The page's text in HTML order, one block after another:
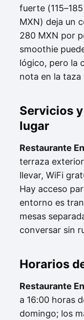
fuerte
MXN) deja un
280 MXN por
smoothie
lógico, pero la
nota en la taza
Servicios
lugar
Restaurante
terraza
llevar, WiFi
Hay acceso
entorno es
mesas
conversar sin
Horarios
Restaurante
a 16:00 horas
domingo; los